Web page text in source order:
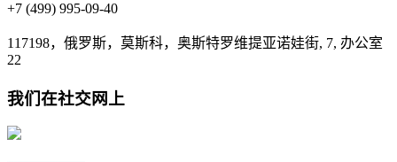
+7 (499) 995-09-40
117198，俄罗斯，莫斯科，奥斯特罗维提亚诺娃街, 7, 办公室
22
我们在社交网上